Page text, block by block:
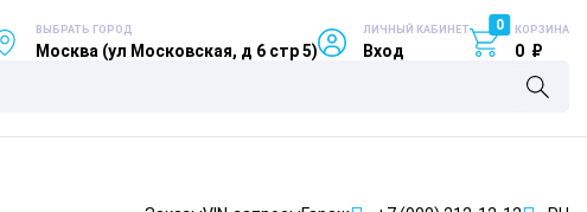
ВЫБРАТЬ ГОРОД
Москва (ул Московская, д 6 стр 5)
ЛИЧНЫЙ КАБИНЕТ
Вход
0 КОРЗИНА
0 ₽